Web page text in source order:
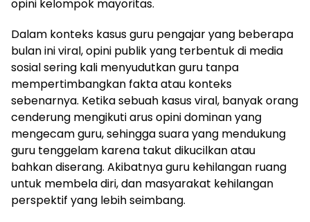
opini kelompok mayoritas.
Dalam konteks kasus guru pengajar yang beberapa
bulan ini viral, opini publik yang terbentuk di media
sosial sering kali menyudutkan guru tanpa
mempertimbangkan fakta atau konteks
sebenarnya. Ketika sebuah kasus viral, banyak orang
cenderung mengikuti arus opini dominan yang
mengecam guru, sehingga suara yang mendukung
guru tenggelam karena takut dikucilkan atau
bahkan diserang. Akibatnya guru kehilangan ruang
untuk membela diri, dan masyarakat kehilangan
perspektif yang lebih seimbang.